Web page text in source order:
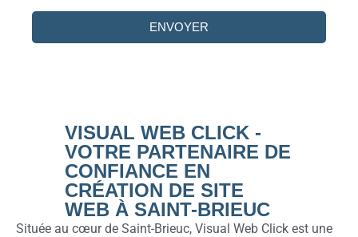
ENVOYER
VISUAL WEB CLICK -
VOTRE PARTENAIRE DE
CONFIANCE EN
CRÉATION DE SITE
WEB À SAINT-BRIEUC
Située au cœur de Saint-Brieuc, Visual Web Click est une